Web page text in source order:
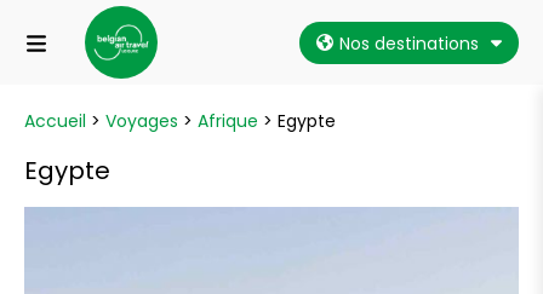
Nos destinations
Accueil > Voyages > Afrique > Egypte
Egypte